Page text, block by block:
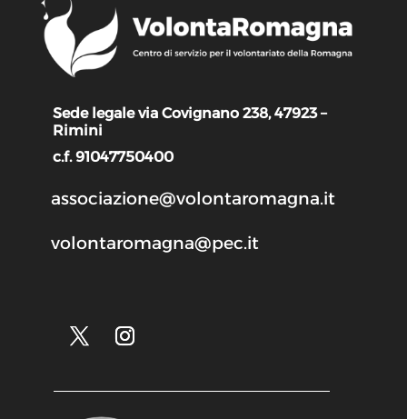
Sede legale via Covignano 238, 47923 –
Rimini
c.f. 91047750400
associazione@volontaromagna.it
volontaromagna@pec.it